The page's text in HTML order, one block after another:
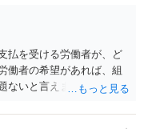
払を受ける労働者が、ど
働者の希望があれば、組
ないと言えます。 ただ
能性が考えられます。